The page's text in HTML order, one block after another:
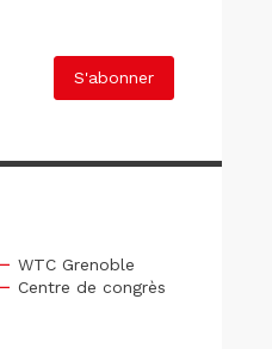
S'abonner
WTC Grenoble
Centre de congrès